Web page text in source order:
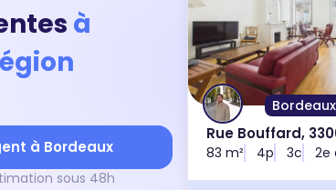
à
à Bordeaux
sous 48h
Bordeaux
Rue Bouffard,
83 m² 4p 3c 2e